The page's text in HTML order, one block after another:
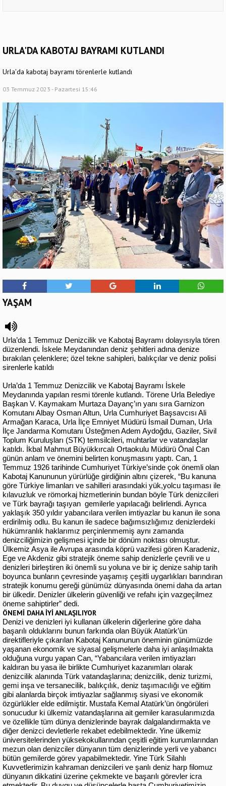
URLA'DA KABOTAJ BAYRAMI KUTLANDI
Urla'da kabotaj bayramı törenlerle kutlandı
03 Temmuz 2023 - Pazartesi 15:46
YAŞAM
Urla’da 1 Temmuz Denizcilik ve Kabotaj Bayramı dolayısıyla tören
düzenlendi. İskele Meydanından deniz şehitleri adına denize
bırakılan çelenklere; özel tekne sahipleri, balıkçılar ve deniz polisi
sirenlerle katıldı
Urla’da 1 Temmuz Denizcilik ve Kabotaj Bayramı İskele
Meydanında yapılan resmi törenle kutlandı. Törene Urla Belediye
Başkan V. Kaymakam Murtaza Dayanç’ın yanı sıra Garnizon
Komutanı Albay Osman Altun, Urla Cumhuriyet Başsavcısı Ali
Armağan Karaca, Urla İlçe Emniyet Müdürü İsmail Duman, Urla
İlçe Jandarma Komutanı Üsteğmen Adem Aydoğdu, Gaziler, Sivil
Toplum Kuruluşları (STK) temsilcileri, muhtarlar ve vatandaşlar
katıldı. İkbal Mahmut Büyükkırcalı Ortaokulu Müdürü Önal Can
günün anlam ve önemini belirten konuşmasını yaptı. Can, 1
Temmuz 1926 tarihinde Cumhuriyet Türkiye’sinde çok önemli olan
Kabotaj Kanununun yürürlüğe girdiğinin altını çizerek, “Bu kanuna
göre Türkiye limanları ve sahilleri arasındaki yük,yolcu taşıması ile
kılavuzluk ve römorkaj hizmetlerinin bundan böyle Türk denizcileri
ve Türk bayrağı taşıyan gemilerle yapılacağı belirlendi. Ayrıca
yaklaşık 350 yıldır yabancılara verilen imtiyazlar bu kanun ile sona
erdirilmiş odlu. Bu kanun ile sadece bağımsızlığımız denizlerdeki
hükümranlık haklarımız perçinlenmemiş aynı zamanda
denizciliğimizin gelişmesi içinde bir dönüm noktası olmuştur.
Ülkemiz Asya ile Avrupa arasında köprü vazifesi gören Karadeniz,
Ege ve Akdeniz gibi stratejik öneme sahip denizlerle çevrili ve u
denizleri birleştiren iki önemli su yoluna ve bir iç denize sahip tarih
boyunca bunların çevresinde yaşamış çeşitli uygarlıkları barındıran
stratejik konumu gereği günümüz dünyasında önemi daha da artan
bir ülkedir. Denizler ülkelerin güvenliği ve refahı için vazgeçilmez
öneme sahiptirler” dedi.
ÖNEMİ DAHA İYİ ANLAŞILIYOR
Denizi ve denizleri iyi kullanan ülkelerin diğerlerine göre daha
başarılı olduklarını bunun farkında olan Büyük Atatürk’ün
direktifleriyle çıkarılan Kabotaj Kanununun öneminin günümüzde
yaşanan ekonomik ve siyasal gelişmelerle daha iyi anlaşılmakta
olduğuna vurgu yapan Can, “Yabancılara verilen imtiyazları
kaldıran bu yasa ile birlikte Cumhuriyet kazanımları olarak
denizcilik alanında Türk vatandaşlarına; denizcilik, deniz turizmi,
gemi inşa ve tersanecilik, balıkçılık, deniz taşımacılığı ve eğitim
gibi alanlarda birçok imtiyazlar sağlanmış siyasi ve ekonomik
özgürlükler elde edilmiştir. Mustafa Kemal Atatürk’ün öngörüleri
sonucudur ki ülkemiz vatandaşlarına ait gemiler karasularımızda
ve özellikle tüm dünya denizlerinde bayrak dalgalandırmakta ve
diğer denizci devletlerle rekabet edebilmektedir. Yine ülkemiz
üniversitelerinden yüksekokullarından çeşitli eğitim kurumlarından
mezun olan denizciler dünyanın tüm denizlerinde yerli ve yabancı
bütün gemilerde görev yapabilmektedir. Yine Türk Silahlı
Kuvvetlerimizin kahraman denizcileri ve şanlı deniz harp filomuz
dünyanın dikkatini üzerine çekmekte ve başarılı görevler icra